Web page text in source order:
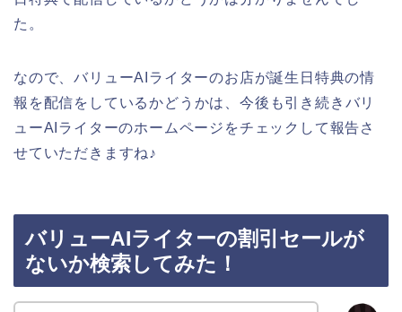
た。
なので、バリューAIライターのお店が誕生日特典の情
報を配信をしているかどうかは、今後も引き続きバリ
ューAIライターのホームページをチェックして報告さ
せていただきますね♪
バリューAIライターの割引セールが
ないか検索してみた！